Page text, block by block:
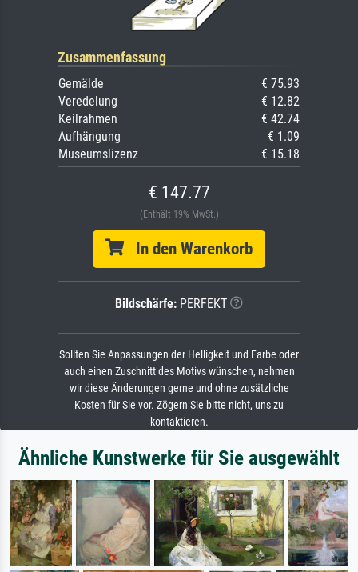
Zusammenfassung
Gemälde
€ 75.93
Veredelung
€ 12.82
Keilrahmen
€ 42.74
Aufhängung
€ 1.09
Museumslizenz
€ 15.18
€ 147.77
(Enthält 19% MwSt.)
In den Warenkorb
Bildschärfe: PERFEKT
Sollten Sie Anpassungen der Helligkeit und Farbe oder
auch einen Zuschnitt des Motivs wünschen, nehmen
wir diese Änderungen gerne und ohne zusätzliche
Kosten für Sie vor. Zögern Sie bitte nicht, uns zu
kontaktieren.
Ähnliche Kunstwerke für Sie ausgewählt